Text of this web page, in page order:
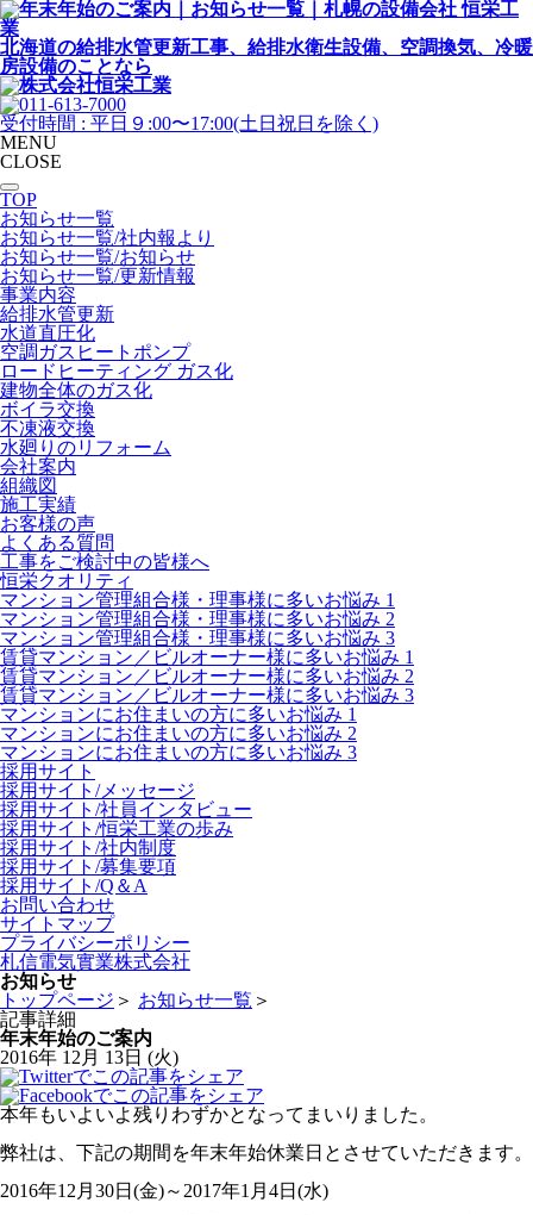
北海道の給排水管更新工事、給排水衛生設備、 空調換気、冷暖
房設備のことなら
受付時間 : 平日９:00〜17:00(土日祝日を除く)
MENU
CLOSE
TOP
お知らせ一覧
お知らせ一覧/社内報より
お知らせ一覧/お知らせ
お知らせ一覧/更新情報
事業内容
給排水管更新
水道直圧化
空調ガスヒートポンプ
ロードヒーティング ガス化
建物全体のガス化
ボイラ交換
不凍液交換
水廻りのリフォーム
会社案内
組織図
施工実績
お客様の声
よくある質問
工事をご検討中の皆様へ
恒栄クオリティ
マンション管理組合様・理事様に多いお悩み 1
マンション管理組合様・理事様に多いお悩み 2
マンション管理組合様・理事様に多いお悩み 3
賃貸マンション／ビルオーナー様に多いお悩み 1
賃貸マンション／ビルオーナー様に多いお悩み 2
賃貸マンション／ビルオーナー様に多いお悩み 3
マンションにお住まいの方に多いお悩み 1
マンションにお住まいの方に多いお悩み 2
マンションにお住まいの方に多いお悩み 3
採用サイト
採用サイト/メッセージ
採用サイト/社員インタビュー
採用サイト/恒栄工業の歩み
採用サイト/社内制度
採用サイト/募集要項
採用サイト/Q＆A
お問い合わせ
サイトマップ
プライバシーポリシー
札信電気實業株式会社
お知らせ
トップページ ＞ お知らせ一覧 ＞
記事詳細
年末年始のご案内
2016年 12月 13日 (火)
本年もいよいよ残りわずかとなってまいりました。
弊社は、下記の期間を年末年始休業日とさせていただきます。
2016年12月30日(金)～2017年1月4日(水)